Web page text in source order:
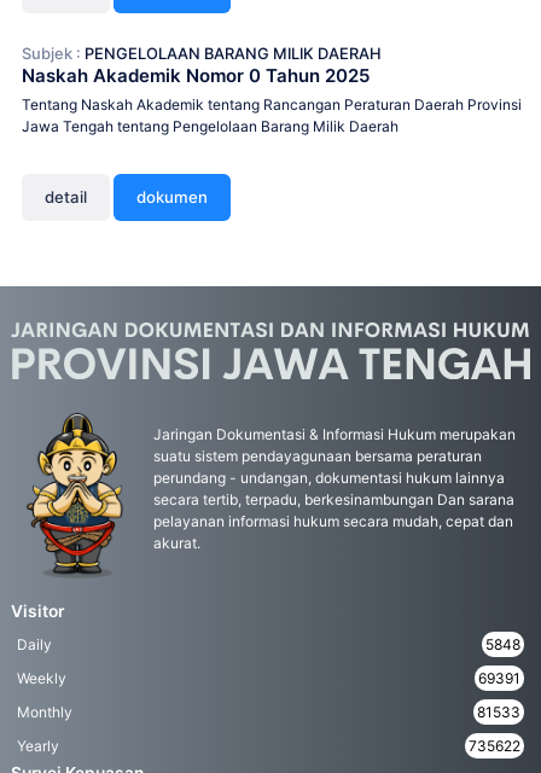
Subjek : PENGELOLAAN BARANG MILIK DAERAH
Naskah Akademik Nomor 0 Tahun 2025
Tentang Naskah Akademik tentang Rancangan Peraturan Daerah Provinsi
Jawa Tengah tentang Pengelolaan Barang Milik Daerah
detail dokumen
Jaringan Dokumentasi & Informasi Hukum merupakan
suatu sistem pendayagunaan bersama peraturan
perundang - undangan, dokumentasi hukum lainnya
secara tertib, terpadu, berkesinambungan Dan sarana
pelayanan informasi hukum secara mudah, cepat dan
akurat.
Visitor
Daily
5848
Weekly
69391
Monthly
81533
Yearly
735622